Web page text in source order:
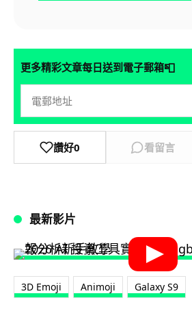
更多精彩文章每日送到電子郵箱📮
讚好0 看留言
最新影片
3D Emoji Animoji Galaxy S9